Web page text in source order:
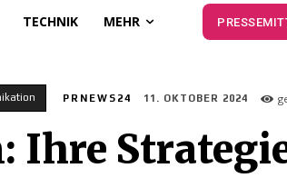
TECHNIK MEHR
PRNEWS24 11. OKTOBER 2024
Ihre